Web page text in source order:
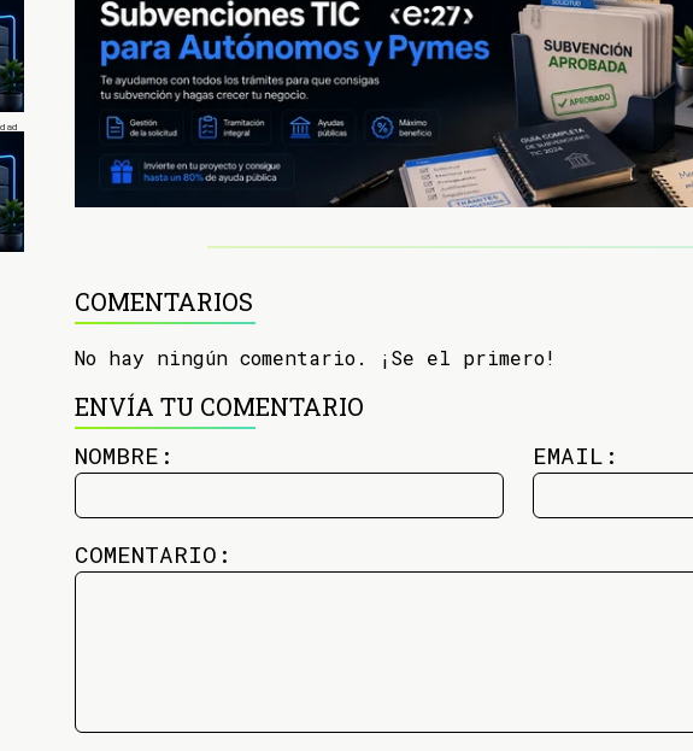
COMENTARIOS
No hay ningún comentario. ¡Se el primero!
ENVÍA TU COMENTARIO
NOMBRE: EMAIL:
COMENTARIO: